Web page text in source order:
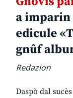
a imparin
edicule
gnûf
Redazion
Daspò dal